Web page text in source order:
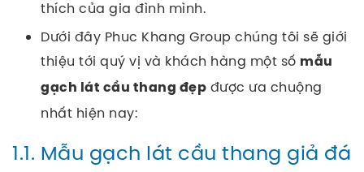
thích của gia đình mình.
Dưới đây Phuc Khang Group chúng tôi sẽ giới
thiệu tới quý vị và khách hàng một số mẫu
gạch lát cầu thang đẹp được ưa chuộng
nhất hiện nay:
1.1. Mẫu gạch lát cầu thang giả đá